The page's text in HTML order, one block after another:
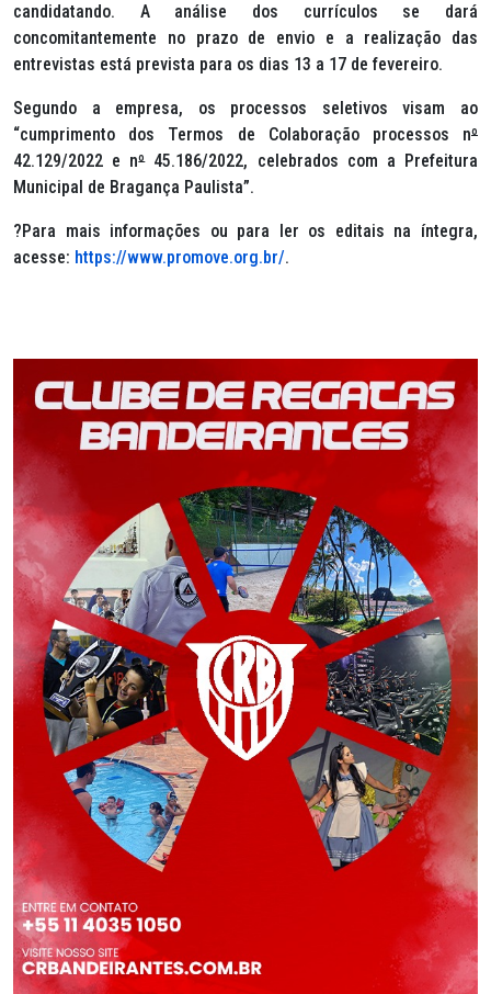
candidatando. A análise dos currículos se dará
concomitantemente no prazo de envio e a realização das
entrevistas está prevista para os dias 13 a 17 de fevereiro.
Segundo a empresa, os processos seletivos visam ao
“cumprimento dos Termos de Colaboração processos nº
42.129/2022 e nº45.186/2022, celebrados com a Prefeitura
Municipal de Bragança Paulista”.
?Para mais informações ou para ler os editais na íntegra,
acesse: https://www.promove.org.br/.